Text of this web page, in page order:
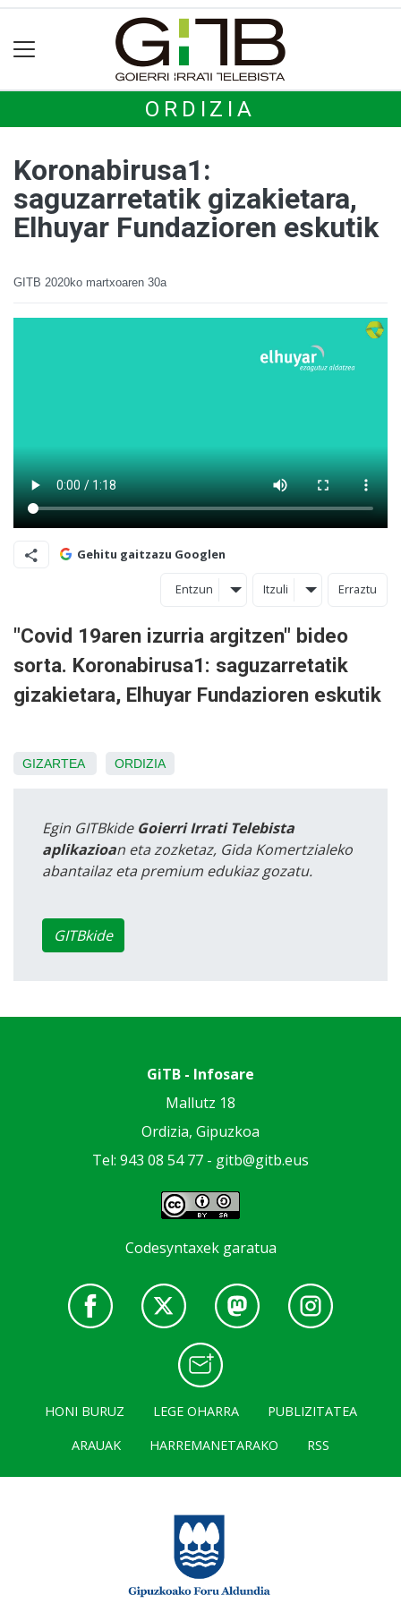
ORDIZIA
Koronabirusa1:
saguzarretatik gizakietara,
Elhuyar Fundazioren eskutik
GITB 2020ko martxoaren 30a
Gehitu gaitzazu Googlen
Entzun Itzuli Erraztu
"Covid 19aren izurria argitzen" bideo
sorta. Koronabirusa1: saguzarretatik
gizakietara, Elhuyar Fundazioren eskutik
GIZARTEA ORDIZIA
Egin GITBkide Goierri Irrati Telebista
aplikazioan eta zozketaz, Gida Komertzialeko
abantailaz eta premium edukiaz gozatu.
GITBkide
GiTB - Infosare
Mallutz 18
Ordizia, Gipuzkoa
Tel: 943 08 54 77 - gitb@gitb.eus
Codesyntaxek garatua
HONI BURUZ LEGE OHARRA
PUBLIZITATEA
ARAUAK
HARREMANETARAKO RSS